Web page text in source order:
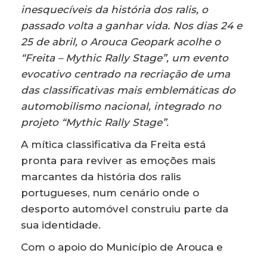
inesquecíveis da história dos ralis, o
passado volta a ganhar vida. Nos dias 24 e
25 de abril, o Arouca Geopark acolhe o
“Freita – Mythic Rally Stage”, um evento
evocativo centrado na recriação de uma
das classificativas mais emblemáticas do
automobilismo nacional, integrado no
projeto “Mythic Rally Stage”.
A mítica classificativa da Freita está
pronta para reviver as emoções mais
marcantes da história dos ralis
portugueses, num cenário onde o
desporto automóvel construiu parte da
sua identidade.
Com o apoio do Município de Arouca e